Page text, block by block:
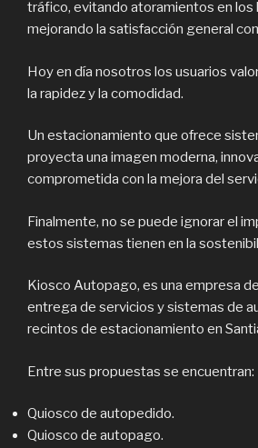
tráfico, evitando atoramientos en los
mejorando la satisfacción general
Hoy en día nosotros los usuarios
la rapidez y la comodidad.
Un estacionamiento que ofrece
proyecta una imagen moderna,
comprometida con la mejora del
Finalmente, no se puede ignorar el
estos sistemas tienen en la
Kiosco Autopago, es una empresa
entrega de servicios y sistemas de
recintos de estacionamiento en
Entre sus propuestas se encuentran:
Quiosco de autopedido.
Quiosco de autopago.